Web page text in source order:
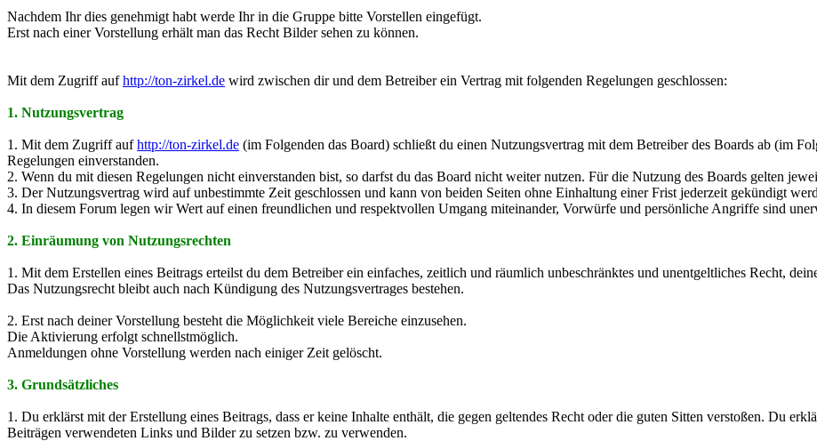
Nachdem Ihr dies genehmigt habt werde Ihr in die Gruppe bitte Vorstellen eingefügt.
Erst nach einer Vorstellung erhält man das Recht Bilder sehen zu können.
Mit dem Zugriff aufhttp://ton-zirkel.de wird zwischen dir und dem Betreiber ein Vertrag mit folgenden Regelungen geschlossen:
1. Nutzungsvertrag
1. Mit dem Zugriff aufhttp://ton-zirkel.de (im Folgenden das Board) schließt du einen Nutzungsvertrag mit dem Betreiber des Boards ab (im
Regelungen einverstanden.
2. Wenn du mit diesen Regelungen nicht einverstanden bist, so darfst du das Board nicht weiter nutzen. Für die Nutzung des Boards gelten
3. Der Nutzungsvertrag wird auf unbestimmte Zeit geschlossen und kann von beiden Seiten ohne Einhaltung einer Frist jederzeit gekündigt
4. In diesem Forum legen wir Wert auf einen freundlichen und respektvollen Umgang miteinander, Vorwürfe und persönliche Angriffe sind
2. Einräumung von Nutzungsrechten
1. Mit dem Erstellen eines Beitrags erteilst du dem Betreiber ein einfaches, zeitlich und räumlich unbeschränktes und unentgeltliches Recht,
Das Nutzungsrecht bleibt auch nach Kündigung des Nutzungsvertrages bestehen.
2. Erst nach deiner Vorstellung besteht die Möglichkeit viele Bereiche einzusehen.
Die Aktivierung erfolgt schnellstmöglich.
Anmeldungen ohne Vorstellung werden nach einiger Zeit gelöscht.
3. Grundsätzliches
1. Du erklärst mit der Erstellung eines Beitrags, dass er keine Inhalte enthält, die gegen geltendes Recht oder die guten Sitten verstoßen. Du
Beiträgen verwendeten Links und Bilder zu setzen bzw. zu verwenden.